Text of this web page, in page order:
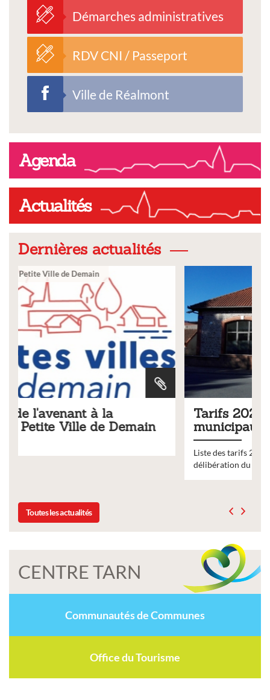
Démarches administratives
RDV CNI / Passeport
Ville de Réalmont
Agenda
Actualités
Dernières actualités
Tarifs 2026 des services
municipaux
Liste des tarifs 2026 des services municipaux,
délibération du conseil municipal du 19 décembre 2025
Toutes les actualités
CENTRE TARN
Communautés de Communes
Office du Tourisme